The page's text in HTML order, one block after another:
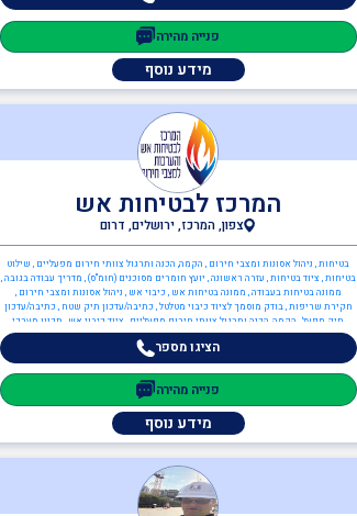
פנייה מהירה
מידע נוסף
המרכז לבטיחות אש
צפון, המרכז, ירושלים, דרום
בטיחות , ניהול אסונות ומצבי חירום , הקמה, הכנה ותרגול צוותי חירום מפעליים , שילוט
בטיחות , ציוד בטיחות , עזרה ראשונה , יועץ חומרים מסוכנים (חומ"ס) , מדריך עבודה בגובה ,
ממונה בטיחות בעבודה , ממונה בטיחות אש , כיבוי אש , ניהול אסונות ומצבי חירום ,
חקירת שריפות , בודק מוסמך לציוד כיבוי מטלטל , כתיבה/עדכון תיק שטח , כתיבה/עדכון
תיק מפעל , הקמה, הכנה ותרגול צוותי חירום מפעליים , ציוד כיבוי אש , תכנון מערכי
בטיחות אש , יועץ בטיחות אש , משאבות , מערכות גילוי וכיבוי אש , מערכות כריזת חירום
, ממונה בטיחות אש , יועצים משפטיים , עד מומחה
הציגו מספר
פנייה מהירה
מידע נוסף